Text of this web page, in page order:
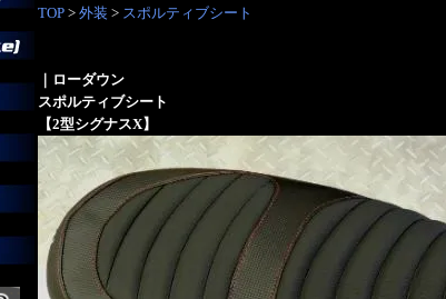
TOP > 外装 > スポルティブシート
｜ローダウン
スポルティブシート
【2型シグナスX】